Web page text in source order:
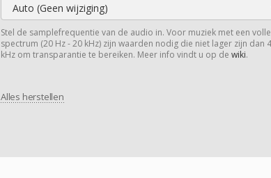
Auto (Geen wijziging)
Stel de samplefrequentie van de audio in. Voor muziek met een
spectrum (20 Hz - 20 kHz) zijn waarden nodig die niet lager zijn dan
kHz om transparantie te bereiken. Meer info vindt u op de wiki.
Alles herstellen